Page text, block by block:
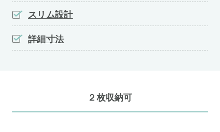
スリム設計
詳細寸法
２枚収納可